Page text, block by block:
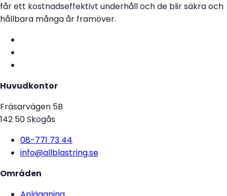
får ett kostnadseffektivt underhåll och de blir säkra och
hållbara många år framöver.
Huvudkontor
Fräsarvägen 5B
142 50 Skogås
08-771 73 44
info@allblastring.se
Områden